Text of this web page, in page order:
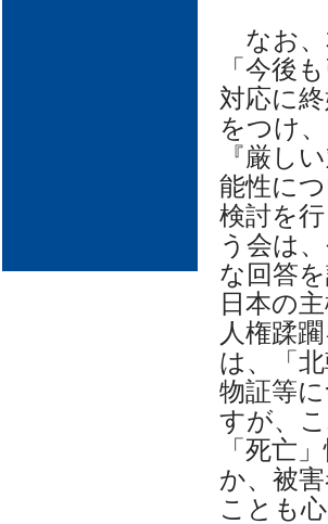
なお、
「今後
対応に
をつけ
『厳し
能性に
検討を
う会は
な回答
日本の
人権蹂
は、「
物証等
すが、
「死亡
か、被
ことも